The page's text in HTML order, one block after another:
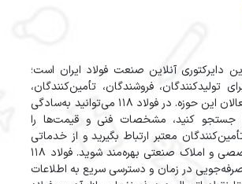
دایرکتوری آنلاین صنعت فولاد ایران است؛
تولیدکنندگان، فروشندگان، تأمین‌کنندگان،
خریداران و سایر فعالان این حوزه. در فولاد 118 می‌توانید به‌سادگی
جستجو کنید، مشخصات فنی و قیمت‌ها را
معتبر ارتباط بگیرید و از خدماتی
مانند کاریابی تخصصی و املاک صنعتی بهره‌مند شوید. فولاد 118
در زمان و دسترسی سریع به اطلاعات